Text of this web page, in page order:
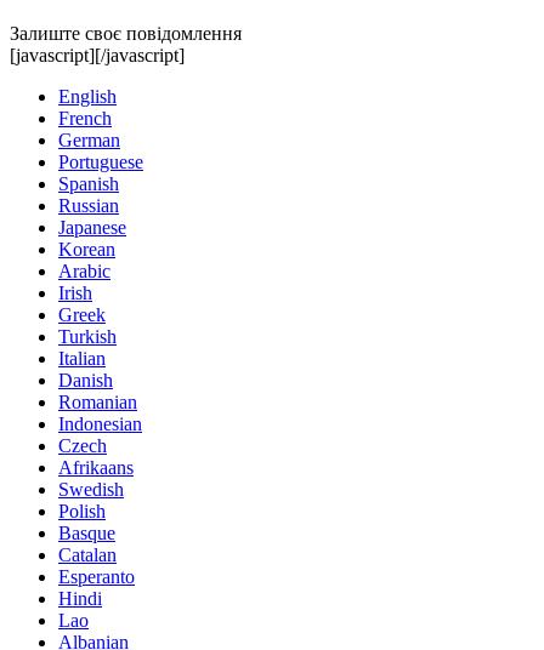
Залиште своє повідомлення
[javascript][/javascript]
English
French
German
Portuguese
Spanish
Russian
Japanese
Korean
Arabic
Irish
Greek
Turkish
Italian
Danish
Romanian
Indonesian
Czech
Afrikaans
Swedish
Polish
Basque
Catalan
Esperanto
Hindi
Lao
Albanian